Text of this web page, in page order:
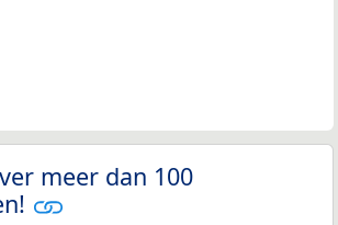
meer dan 100